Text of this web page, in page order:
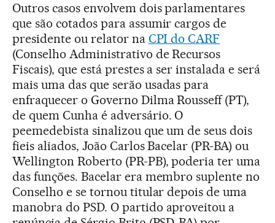
Outros casos envolvem dois parlamentares
que são cotados para assumir cargos de
presidente ou relator na CPI do CARF
(Conselho Administrativo de Recursos
Fiscais), que está prestes a ser instalada e será
mais uma das que serão usadas para
enfraquecer o Governo Dilma Rousseff (PT),
de quem Cunha é adversário. O
peemedebista sinalizou que um de seus dois
fieis aliados, João Carlos Bacelar (PR-BA) ou
Wellington Roberto (PR-PB), poderia ter uma
das funções. Bacelar era membro suplente no
Conselho e se tornou titular depois de uma
manobra do PSD. O partido aproveitou a